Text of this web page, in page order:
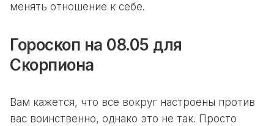
менять отношение к себе.
Гороскоп на 08.05 для
Скорпиона
Вам кажется, что все вокруг настроены против
вас воинственно, однако это не так. Просто